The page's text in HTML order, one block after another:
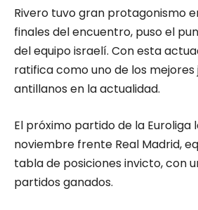
Rivero tuvo gran protagonismo
finales del encuentro, puso el
del equipo israelí. Con esta
ratifica como uno de los mejores
antillanos en la actualidad.
El próximo partido de la Euroliga
noviembre frente Real Madrid,
tabla de posiciones invicto, con
partidos ganados.